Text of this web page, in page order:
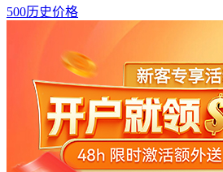
500历史价格